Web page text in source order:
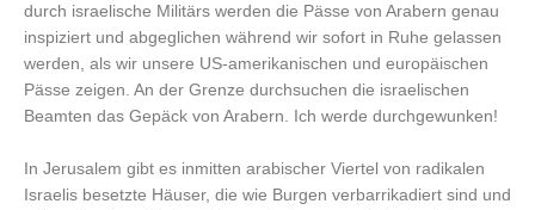
durch israelische Militärs werden die Pässe von Arabern genau
inspiziert und abgeglichen während wir sofort in Ruhe gelassen
werden, als wir unsere US-amerikanischen und europäischen
Pässe zeigen. An der Grenze durchsuchen die israelischen
Beamten das Gepäck von Arabern. Ich werde durchgewunken!
In Jerusalem gibt es inmitten arabischer Viertel von radikalen
Israelis besetzte Häuser, die wie Burgen verbarrikadiert sind und